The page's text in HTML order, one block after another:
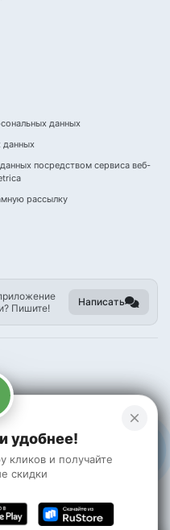
данных
данных
посредством сервиса веб-
рассылку
Пишите!
Написать
и не является публичной
0
close
удобнее!
кликов и получайте
скидки